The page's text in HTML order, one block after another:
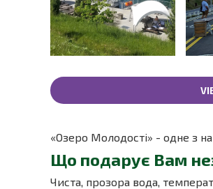
«Озеро Молодості» - одне з
Що подарує Вам
Чиста, прозора вода,